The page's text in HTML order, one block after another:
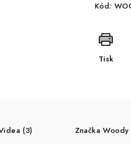
Kód:
Tisk
(3) Značka Woody